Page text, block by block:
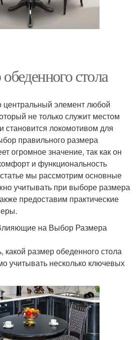
стола
центральный элемент любой
не только служит местом
локомотивом для
правильного размера
огромное значение, так как он
и функциональность
мы рассмотрим основные
учитывать при выборе размера
предоставим практические
на Выбор Размера
какой размер обеденного стола
учитывать несколько ключевых